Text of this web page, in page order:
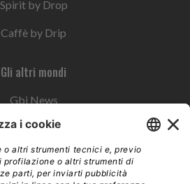
Spirit by Drop
Caffè by Drip
Gli altri mondi
Gbi News
Instoremag
il gruppo